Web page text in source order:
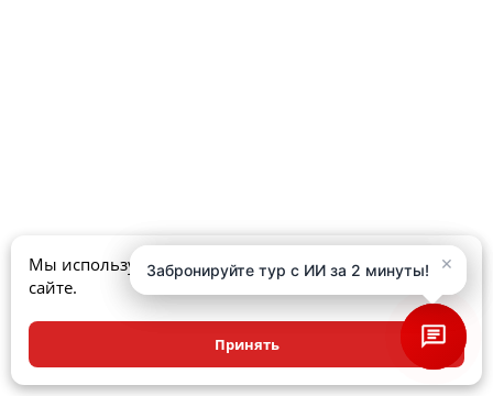
Мы используем куки, чтобы улучшить ваш опыт на
сайте.
Принять
×
Забронируйте тур с ИИ за 2 минуты! ×
Забронируйте тур с ИИ за 2 минуты!